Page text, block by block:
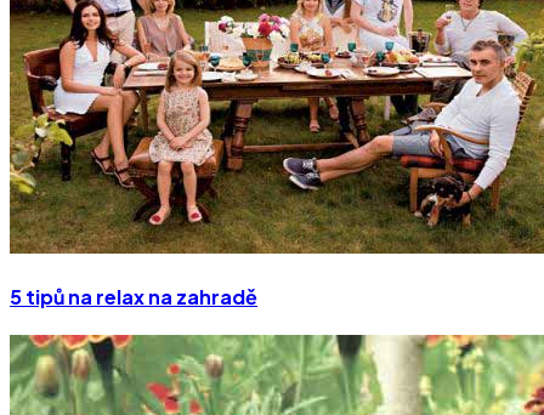
5 tipů na relax na zahradě